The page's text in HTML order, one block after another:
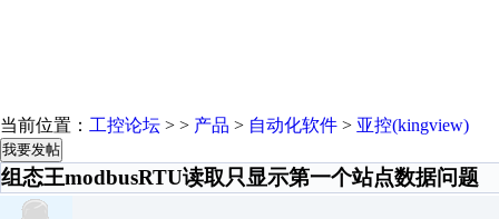
当前位置： 工控论坛 > > 产品 > 自动化软件 > 亚控(kingview)
我要发帖
组态王modbusRTU读取只显示第一个站点数据问题